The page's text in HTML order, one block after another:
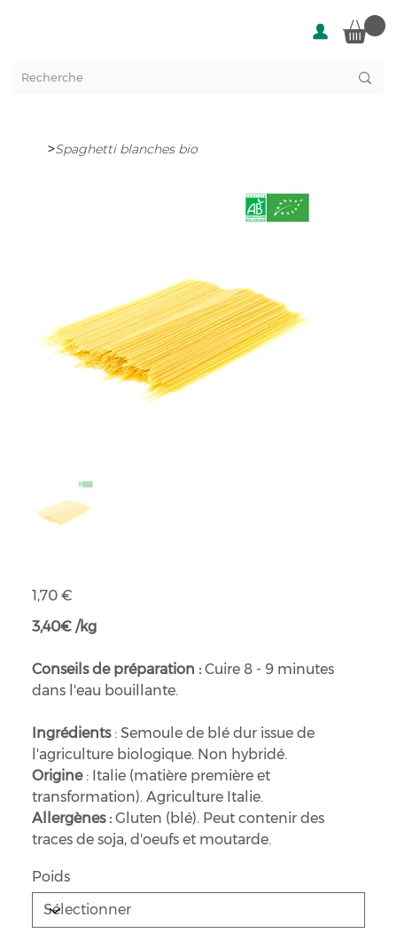
>Spaghetti blanches bio
Prix
1,70 €
3,40€ /kg
Conseils de préparation :Cuire 8 - 9 minutes
dans l'eau bouillante.
Ingrédients : Semoule de blé dur issue de
l'agriculture biologique. Non hybridé.
Origine: Italie (matière première et
transformation). Agriculture Italie.
Allergènes : Gluten (blé). Peut contenir des
traces de soja, d'oeufs et moutarde.
Poids